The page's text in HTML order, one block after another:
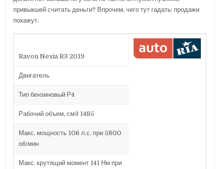
привыкшей считать деньги? Впрочем, чего тут гадать: продажи
покажут.
Ravon Nexia R3 2019
Двигатель
Тип бензиновый Р4
Рабочий объем, см3 1485
Макс. мощность 106 л.с. при 5800
об/мин
Макс. крутящий момент 141 Нм при